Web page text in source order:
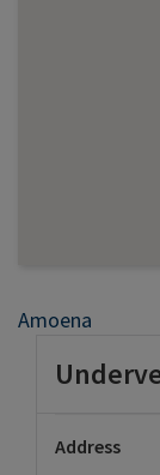
Amoena
Address